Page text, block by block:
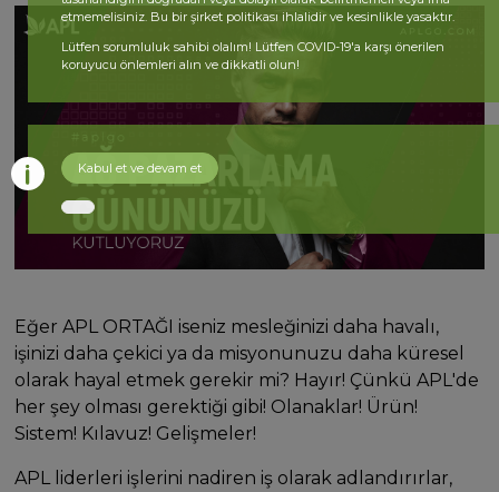
Eğer APL ORTAĞI iseniz mesleğinizi daha havalı,
işinizi daha çekici ya da misyonunuzu daha küresel
olarak hayal etmek gerekir mi? Hayır! Çünkü APL'de
her şey olması gerektiği gibi! Olanaklar! Ürün!
Sistem! Kılavuz! Gelişmeler!
APL liderleri işlerini nadiren iş olarak adlandırırlar,
etmemelisiniz. Bu bir şirket politikası ihlalidir ve kesinlikle yasaktır.
Lütfen sorumluluk sahibi olalım! Lütfen COVID-19'a karşı önerilen
koruyucu önlemleri alın ve dikkatli olun!
Kabul et ve devam et